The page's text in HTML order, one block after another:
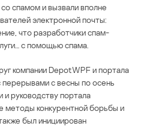
спамом и вызвали вполне
электронной почты:
что разработчики спам-
с помощью спама.
компании DepotWPF и портала
с весны по осень
и руководству портала
методы конкурентной борьбы и
также был инициирован